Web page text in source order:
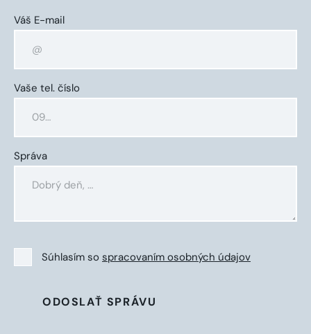
Váš E-mail
Vaše tel. číslo
Správa
Súhlasím so spracovaním osobných údajov
ODOSLAŤ SPRÁVU